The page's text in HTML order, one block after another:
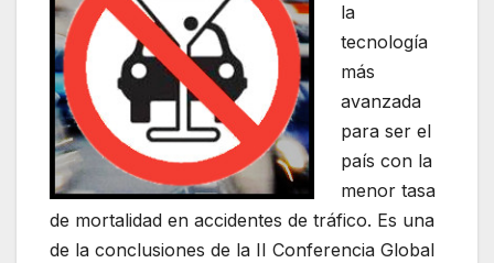
la
tecnología
más
avanzada
para ser el
país con la
menor tasa
de mortalidad en accidentes de tráfico. Es una
de la conclusiones de la II Conferencia Global